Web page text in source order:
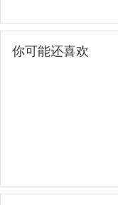
你可能还喜欢